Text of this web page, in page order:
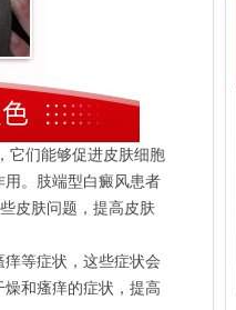
们能够促进皮肤细胞
。肢端型白癜风患者
皮肤问题，提高皮肤
等症状，这些症状会
和瘙痒的症状，提高